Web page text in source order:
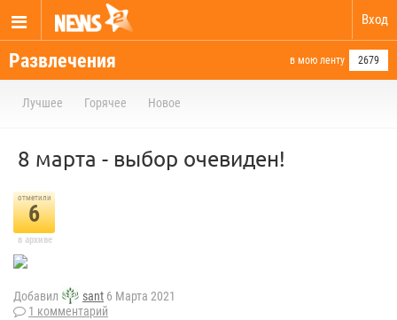
Вход
Развлечения в мою ленту 2679
Лучшее Горячее Новое
8 марта - выбор очевиден!
отметили
6
в архиве
Добавил sant 6 Марта 2021
1 комментарий